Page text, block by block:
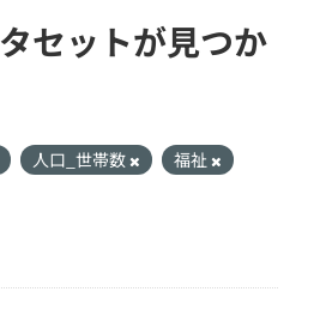
セットが見つか
人口_世帯数
福祉